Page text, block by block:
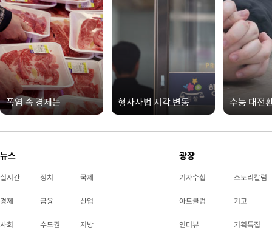
폭염 속 경제는 형사사법 지각 변동 수능 대전
뉴스
실시간 정치 국제
경제 금융 산업
사회 수도권 지방
광장
기자수첩 스토리칼럼
아트클럽 기고
인터뷰 기획특집